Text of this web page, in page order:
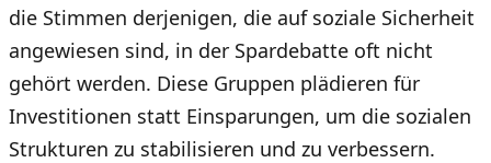
die Stimmen derjenigen, die auf soziale Sicherheit
angewiesen sind, in der Spardebatte oft nicht
gehört werden. Diese Gruppen plädieren für
Investitionen statt Einsparungen, um die sozialen
Strukturen zu stabilisieren und zu verbessern.